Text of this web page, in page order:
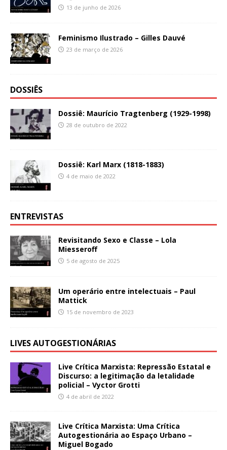
13 de junho de 2026
Feminismo Ilustrado – Gilles Dauvé
23 de março de 2026
DOSSIÊS
Dossiê: Maurício Tragtenberg (1929-1998)
28 de outubro de 2022
Dossiê: Karl Marx (1818-1883)
4 de maio de 2022
ENTREVISTAS
Revisitando Sexo e Classe – Lola
Miesseroff
5 de agosto de 2025
Um operário entre intelectuais – Paul
Mattick
15 de novembro de 2023
LIVES AUTOGESTIONÁRIAS
Live Crítica Marxista: Repressão Estatal e
Discurso: a legitimação da letalidade
policial – Vyctor Grotti
4 de abril de 2022
Live Crítica Marxista: Uma Crítica
Autogestionária ao Espaço Urbano –
Miguel Bogado